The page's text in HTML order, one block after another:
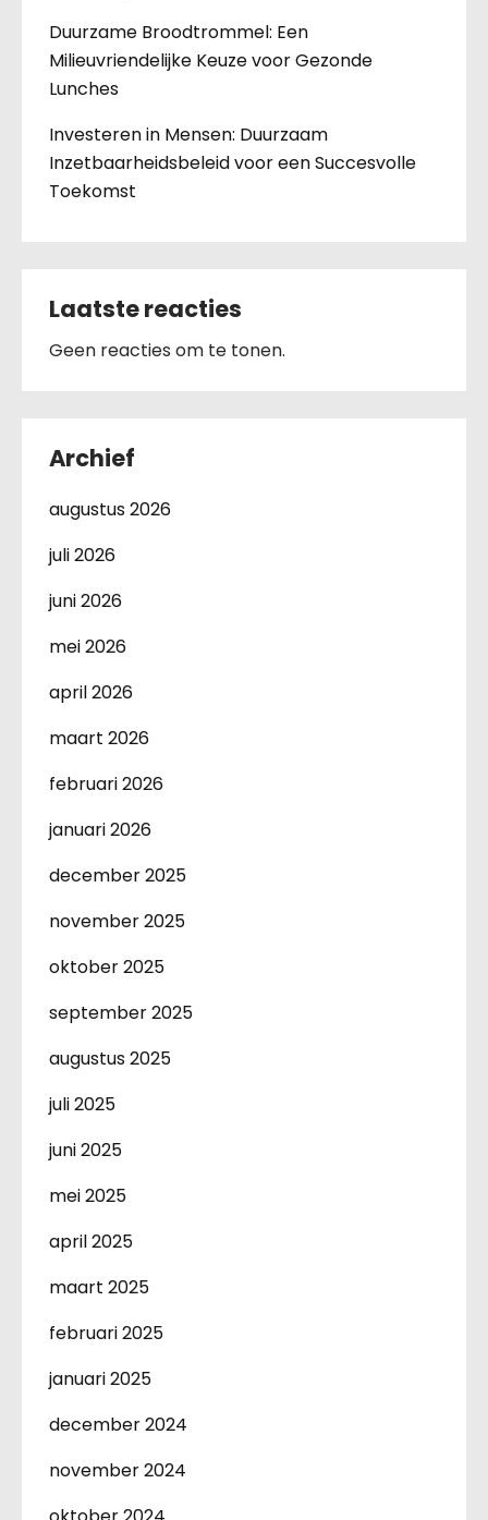
Duurzame Broodtrommel: Een
Milieuvriendelijke Keuze voor Gezonde
Lunches
Investeren in Mensen: Duurzaam
Inzetbaarheidsbeleid voor een Succesvolle
Toekomst
Laatste reacties
Geen reacties om te tonen.
Archief
augustus 2026
juli 2026
juni 2026
mei 2026
april 2026
maart 2026
februari 2026
januari 2026
december 2025
november 2025
oktober 2025
september 2025
augustus 2025
juli 2025
juni 2025
mei 2025
april 2025
maart 2025
februari 2025
januari 2025
december 2024
november 2024